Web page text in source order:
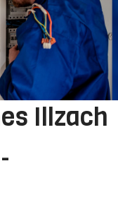
Illzach